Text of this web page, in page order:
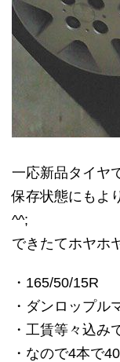
一応新品タイヤ
保存状態にもよ
^^;
できたてホヤホ
・165/50/15R
・ダンロップル
・工賃等々込み
・なので4本で